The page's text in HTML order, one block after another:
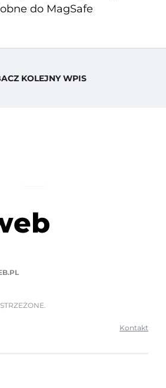
do MagSafe
KOLEJNY WPIS
Kontakt